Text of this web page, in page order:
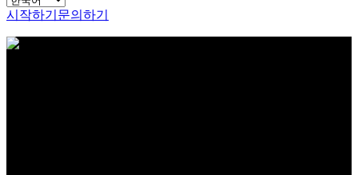
시작하기 문의하기
아이브로우 테스트 콘텐츠 텍스트